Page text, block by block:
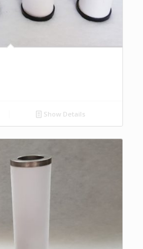
Show Details